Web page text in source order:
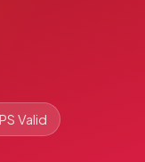
Valid